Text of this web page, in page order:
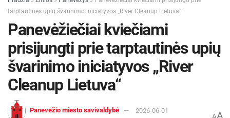
tarptautinės upių švarinimo iniciatyvos „River Cleanup Lietuva“
Panevėžiečiai kviečiami
prisijungti prie tarptautinės upių
švarinimo iniciatyvos „River
Cleanup Lietuva“
Panevėžio miesto savivaldybė 2026-06-01 A